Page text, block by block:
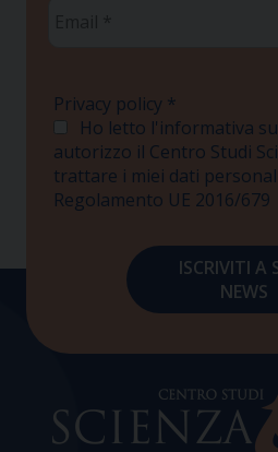
Privacy policy *
Ho letto l'informativa
autorizzo il Centro Studi
trattare i miei dati
Regolamento UE 2016/679